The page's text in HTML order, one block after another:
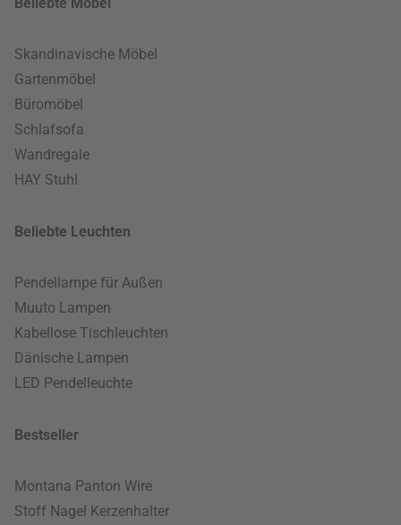
Skandinavische Möbel
Gartenmöbel
Büromöbel
Schlafsofa
Wandregale
HAY Stuhl
Beliebte Leuchten
Pendellampe für Außen
Muuto Lampen
Kabellose Tischleuchten
Dänische Lampen
LED Pendelleuchte
Bestseller
Montana Panton Wire
Stoff Nagel Kerzenhalter